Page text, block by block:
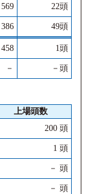
569 22頭
386 49頭
458 1頭
－ －頭
上場頭数
200 頭
1 頭
－ 頭
－ 頭